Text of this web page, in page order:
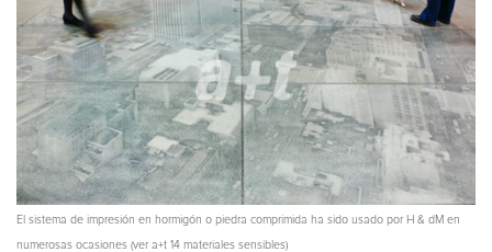
El sistema de impresión en hormigón o piedra comprimida ha sido usado por H & dM en
numerosas ocasiones (ver a+t 14 materiales sensibles)